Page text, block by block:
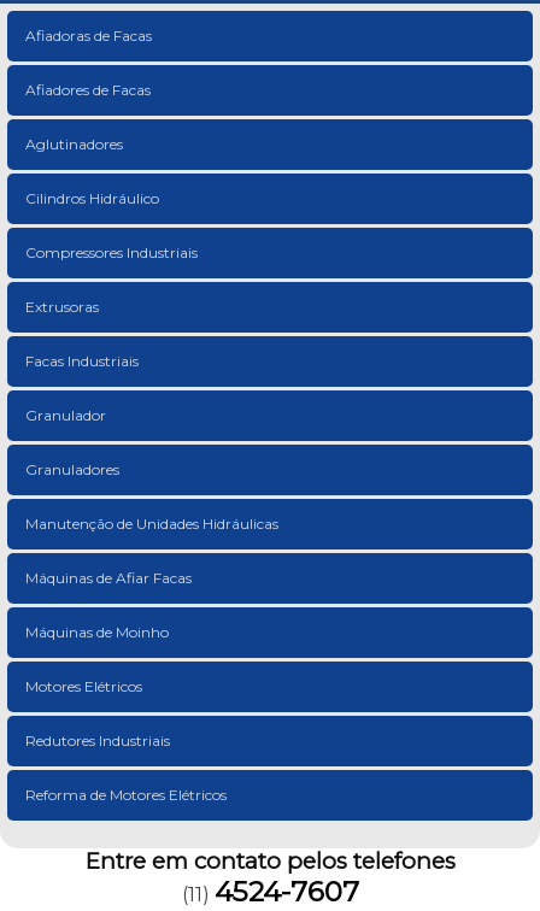
Afiadoras de Facas
Afiadores de Facas
Aglutinadores
Cilindros Hidráulico
Compressores Industriais
Extrusoras
Facas Industriais
Granulador
Granuladores
Manutenção de Unidades Hidráulicas
Máquinas de Afiar Facas
Máquinas de Moinho
Motores Elétricos
Redutores Industriais
Reforma de Motores Elétricos
Entre em contato pelos telefones
(11) 4524-7607